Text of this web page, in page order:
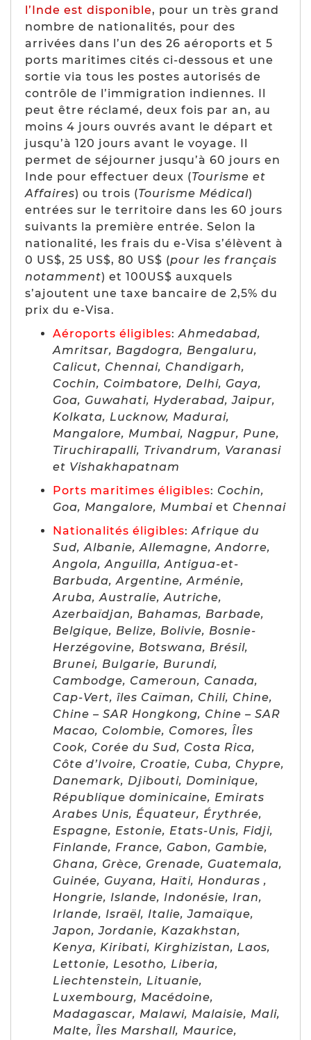
l’Inde est disponible, pour un très grand
nombre de nationalités, pour des
arrivées dans l’un des 26 aéroports et 5
ports maritimes cités ci-dessous et une
sortie via tous les postes autorisés de
contrôle de l’immigration indiennes. Il
peut être réclamé, deux fois par an, au
moins 4 jours ouvrés avant le départ et
jusqu’à 120 jours avant le voyage. Il
permet de séjourner jusqu’à 60 jours en
Inde pour effectuer deux (Tourisme et
Affaires) ou trois (Tourisme Médical)
entrées sur le territoire dans les 60 jours
suivants la première entrée. Selon la
nationalité, les frais du e-Visa s’élèvent à
0 US$, 25 US$, 80 US$ (pour les français
notamment) et 100US$ auxquels
s’ajoutent une taxe bancaire de 2,5% du
prix du e-Visa.
Aéroports éligibles:Ahmedabad,
Amritsar, Bagdogra, Bengaluru,
Calicut, Chennai, Chandigarh,
Cochin, Coimbatore, Delhi, Gaya,
Goa, Guwahati, Hyderabad, Jaipur,
Kolkata, Lucknow, Madurai,
Mangalore, Mumbai, Nagpur, Pune,
Tiruchirapalli, Trivandrum, Varanasi
et Vishakhapatnam
Ports maritimes éligibles: Cochin,
Goa, Mangalore, Mumbai et Chennai
Nationalités éligibles:Afrique du
Sud, Albanie, Allemagne, Andorre,
Angola, Anguilla, Antigua-et-
Barbuda, Argentine, Arménie,
Aruba, Australie, Autriche,
Azerbaïdjan, Bahamas, Barbade,
Belgique, Belize, Bolivie, Bosnie-
Herzégovine, Botswana, Brésil,
Brunei, Bulgarie, Burundi,
Cambodge, Cameroun, Canada,
Cap-Vert, îles Caïman, Chili, Chine,
Chine – SAR Hongkong, Chine – SAR
Macao, Colombie, Comores, Îles
Cook, Corée du Sud, Costa Rica,
Côte d’Ivoire, Croatie, Cuba, Chypre,
Danemark, Djibouti, Dominique,
République dominicaine, Emirats
Arabes Unis, Équateur, Érythrée,
Espagne, Estonie, Etats-Unis, Fidji,
Finlande, France, Gabon, Gambie,
Ghana, Grèce, Grenade, Guatemala,
Guinée, Guyana, Haïti, Honduras ,
Hongrie, Islande, Indonésie, Iran,
Irlande, Israël, Italie, Jamaïque,
Japon, Jordanie, Kazakhstan,
Kenya, Kiribati, Kirghizistan, Laos,
Lettonie, Lesotho, Liberia,
Liechtenstein, Lituanie,
Luxembourg, Macédoine,
Madagascar, Malawi, Malaisie, Mali,
Malte, Îles Marshall, Maurice,